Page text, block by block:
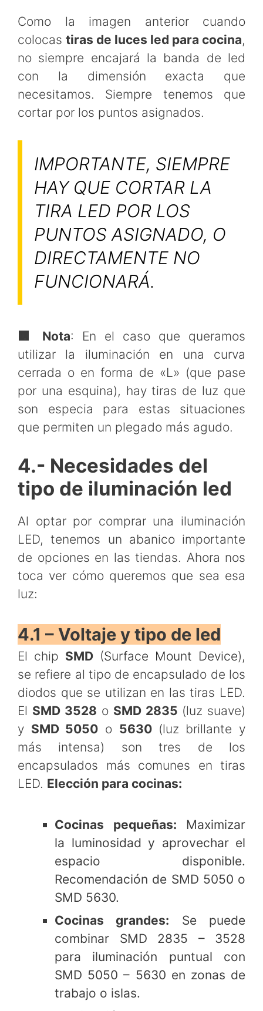
Como la imagen anterior cuando
colocas tiras de luces led para cocina,
no siempre encajará la banda de led
con la dimensión exacta que
necesitamos. Siempre tenemos que
cortar por los puntos asignados.
IMPORTANTE, SIEMPRE
HAY QUE CORTAR LA
TIRA LED POR LOS
PUNTOS ASIGNADO, O
DIRECTAMENTE NO
FUNCIONARÁ.
🟧 Nota: En el caso que queramos
utilizar la iluminación en una curva
cerrada o en forma de «L» (que pase
por una esquina), hay tiras de luz que
son especia para estas situaciones
que permiten un plegado más agudo.
4.- Necesidades del
tipo de iluminación led
Al optar por comprar una iluminación
LED, tenemos un abanico importante
de opciones en las tiendas. Ahora nos
toca ver cómo queremos que sea esa
luz:
4.1 – Voltaje y tipo de led
El chip SMD (Surface Mount Device),
se refiere al tipo de encapsulado de los
diodos que se utilizan en las tiras LED.
El SMD 3528 o SMD 2835 (luz suave)
y SMD 5050 o 5630 (luz brillante y
más intensa) son tres de los
encapsulados más comunes en tiras
LED. Elección para cocinas:
Cocinas pequeñas: Maximizar
la luminosidad y aprovechar el
espacio disponible.
Recomendación de SMD 5050 o
SMD 5630.
Cocinas grandes: Se puede
combinar SMD 2835 – 3528
para iluminación puntual con
SMD 5050 – 5630 en zonas de
trabajo o islas.